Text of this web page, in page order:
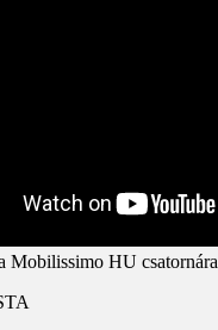
Mobilissimo HU csatornára